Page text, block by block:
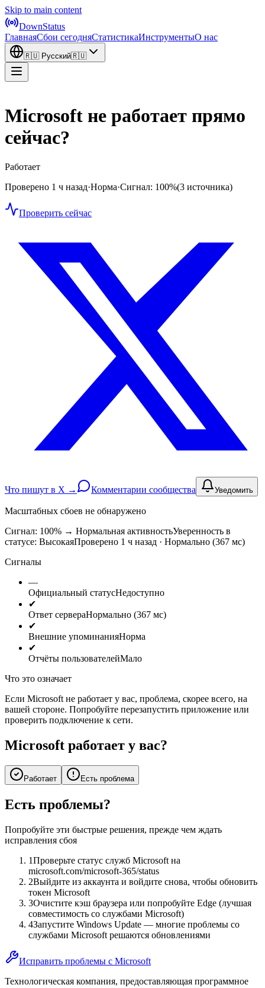
Skip to main content
DownStatus
ГлавнаяСбои сегодняСтатистикаИнструментыО нас
🇷🇺 Русский🇷🇺
Microsoft не работает прямо
сейчас?
Работает
Проверено 1 ч назад·Норма·Сигнал: 100%(3 источника)
Проверить сейчас
Что пишут в X → Комментарии сообщества Уведомить
Масштабных сбоев не обнаружено
Сигнал: 100% → Нормальная активностьУверенность в
статусе: ВысокаяПроверено 1 ч назад · Нормально (367 мс)
Сигналы
—
Официальный статусНедоступно
✔
Ответ сервераНормально (367 мс)
✔
Внешние упоминанияНорма
✔
Отчёты пользователейМало
Что это означает
Если Microsoft не работает у вас, проблема, скорее всего, на
вашей стороне. Попробуйте перезапустить приложение или
проверить подключение к сети.
Microsoft работает у вас?
Работает Есть проблема
Есть проблемы?
Попробуйте эти быстрые решения, прежде чем ждать
исправления сбоя
1Проверьте статус служб Microsoft на
microsoft.com/microsoft-365/status
2Выйдите из аккаунта и войдите снова, чтобы обновить
токен Microsoft
3Очистите кэш браузера или попробуйте Edge (лучшая
совместимость со службами Microsoft)
4Запустите Windows Update — многие проблемы со
службами Microsoft решаются обновлениями
Исправить проблемы с Microsoft
Технологическая компания, предоставляющая программное